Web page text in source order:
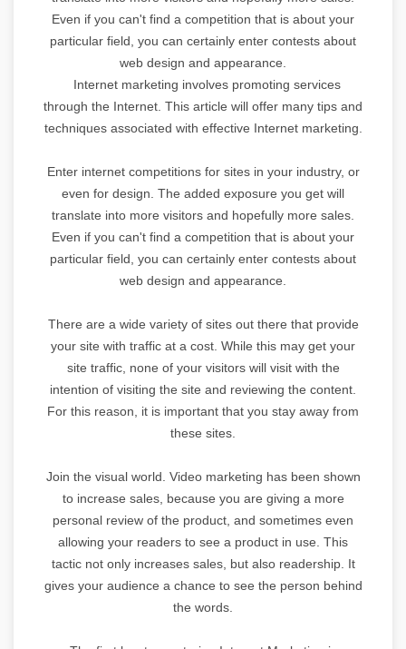
Even if you can't find a competition that is about your
particular field, you can certainly enter contests about
web design and appearance.
Internet marketing involves promoting services
through the Internet. This article will offer many tips and
techniques associated with effective Internet marketing.
Enter internet competitions for sites in your industry, or
even for design. The added exposure you get will
translate into more visitors and hopefully more sales.
Even if you can't find a competition that is about your
particular field, you can certainly enter contests about
web design and appearance.
There are a wide variety of sites out there that provide
your site with traffic at a cost. While this may get your
site traffic, none of your visitors will visit with the
intention of visiting the site and reviewing the content.
For this reason, it is important that you stay away from
these sites.
Join the visual world. Video marketing has been shown
to increase sales, because you are giving a more
personal review of the product, and sometimes even
allowing your readers to see a product in use. This
tactic not only increases sales, but also readership. It
gives your audience a chance to see the person behind
the words.